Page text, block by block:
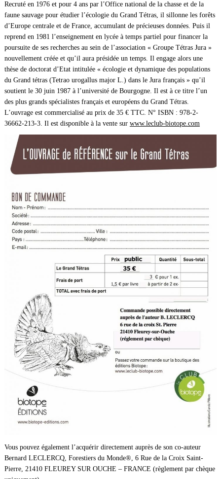
Recruté en 1976 et pour 4 ans par l’Office national de la chasse et de la
faune sauvage pour étudier l’écologie du Grand Tétras, il sillonne les forêts
d’Europe centrale et de France, accumulant de précieuses données. Puis il
reprend en 1981 l’enseignement en lycée à temps partiel pour financer la
poursuite de ses recherches au sein de l’association « Groupe Tétras Jura »
nouvellement créée et qu’il aura présidée un temps. Il engage alors une
thèse de doctorat d’Etat intitulée « écologie et dynamique des populations
du Grand tétras (Tetrao urogallus major L.) dans le Jura français » qu’il
soutient le 30 juin 1987 à l’université de Bourgogne. Il est à ce titre l’un
des plus grands spécialistes français et européens du Grand Tétras.
L’ouvrage est commercialisé au prix de 35 € TTC. N° ISBN : 978-2-
36662-213-3. Il est disponible à la vente sur www.leclub-biotope.com
Vous pouvez également l’acquérir directement auprès de son co-auteur
Bernard LECLERCQ, Forestiers du Monde®, 6 Rue de la Croix Saint-
Pierre, 21410 FLEUREY SUR OUCHE – FRANCE (règlement par chèque